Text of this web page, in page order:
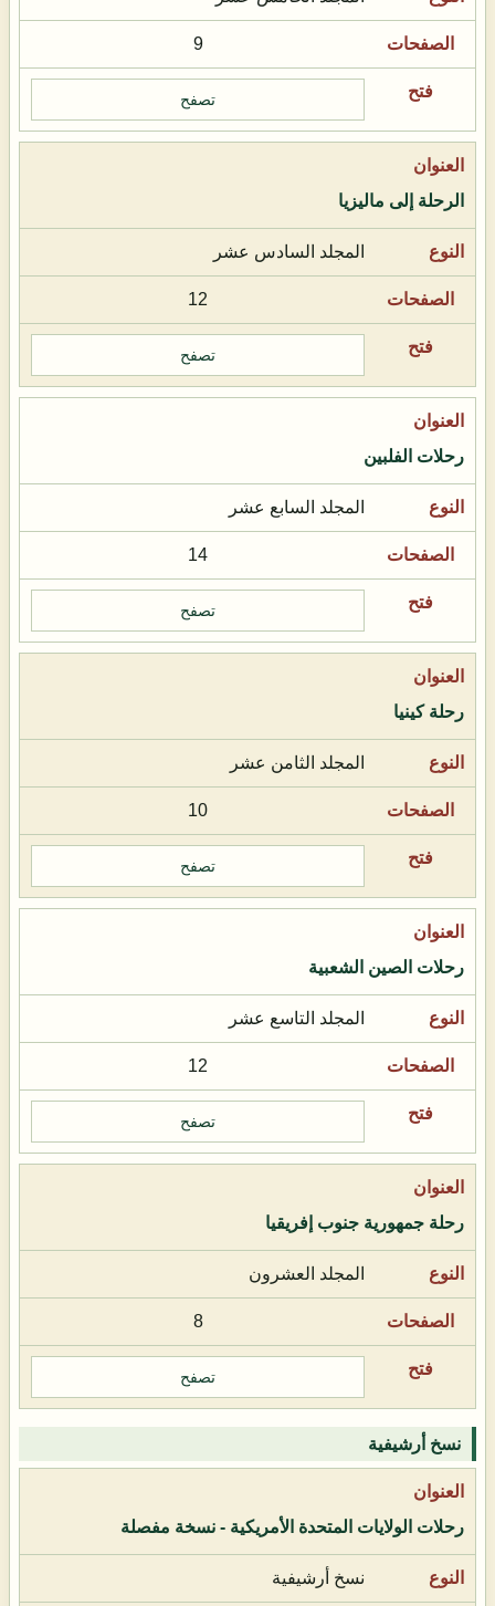
9
تصفح
الرحلة إلى ماليزيا
المجلد السادس عشر
12
تصفح
رحلات الفلبين
المجلد السابع عشر
14
تصفح
رحلة كينيا
المجلد الثامن عشر
10
تصفح
رحلات الصين الشعبية
المجلد التاسع عشر
12
تصفح
رحلة جمهورية جنوب إفريقيا
المجلد العشرون
8
تصفح
نسخ أرشيفية
رحلات الولايات المتحدة الأمريكية - نسخة مفصلة
نسخ أرشيفية